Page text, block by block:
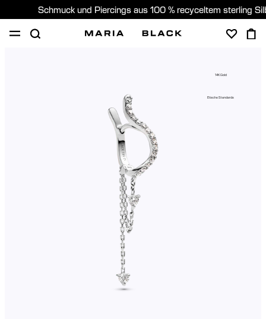
Schmuck und Piercings aus 100 % recyceltem sterling
14K Gold
Etische Standards